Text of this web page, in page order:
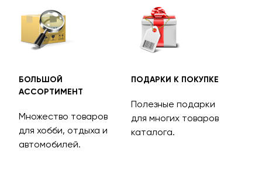
БОЛЬШОЙ
АССОРТИМЕНТ
Множество товаров
для хобби, отдыха и
автомобилей.
ПОДАРКИ К ПОКУПКЕ
Полезные подарки
для многих товаров
каталога.